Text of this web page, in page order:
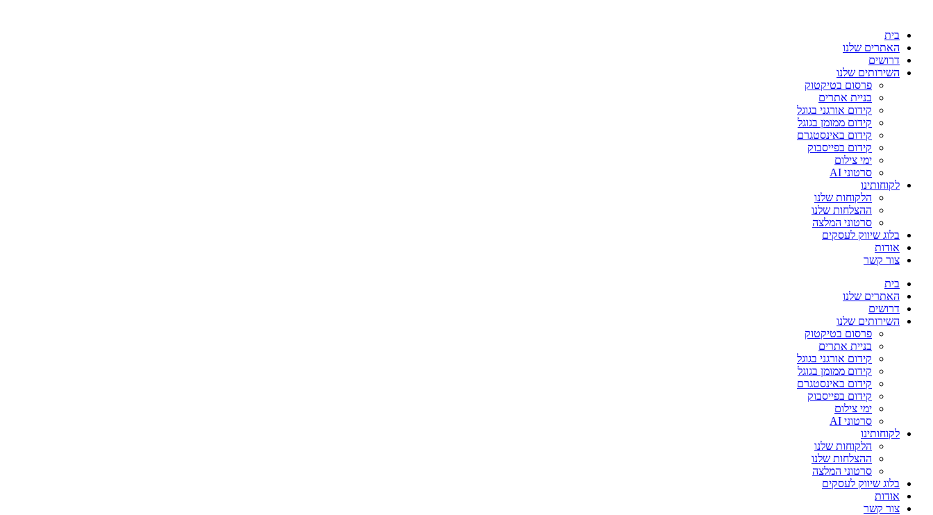
בית
האתרים שלנו
דרושים
השירותים שלנו
פרסום בטיקטוק
בניית אתרים
קידום אורגני בגוגל
קידום ממומן בגוגל
קידום באינסטגרם
קידום בפייסבוק
ימי צילום
סרטוני AI
לקוחותינו
הלקוחות שלנו
ההצלחות שלנו
סרטוני המלצה
בלוג שיווק לעסקים
אודות
צור קשר
בית
האתרים שלנו
דרושים
השירותים שלנו
פרסום בטיקטוק
בניית אתרים
קידום אורגני בגוגל
קידום ממומן בגוגל
קידום באינסטגרם
קידום בפייסבוק
ימי צילום
סרטוני AI
לקוחותינו
הלקוחות שלנו
ההצלחות שלנו
סרטוני המלצה
בלוג שיווק לעסקים
אודות
צור קשר